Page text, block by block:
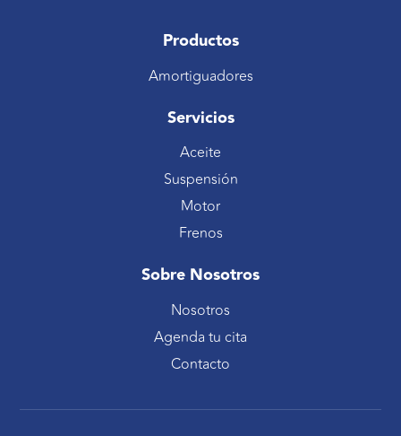
Productos
Amortiguadores
Servicios
Aceite
Suspensión
Motor
Frenos
Sobre Nosotros
Nosotros
Agenda tu cita
Contacto